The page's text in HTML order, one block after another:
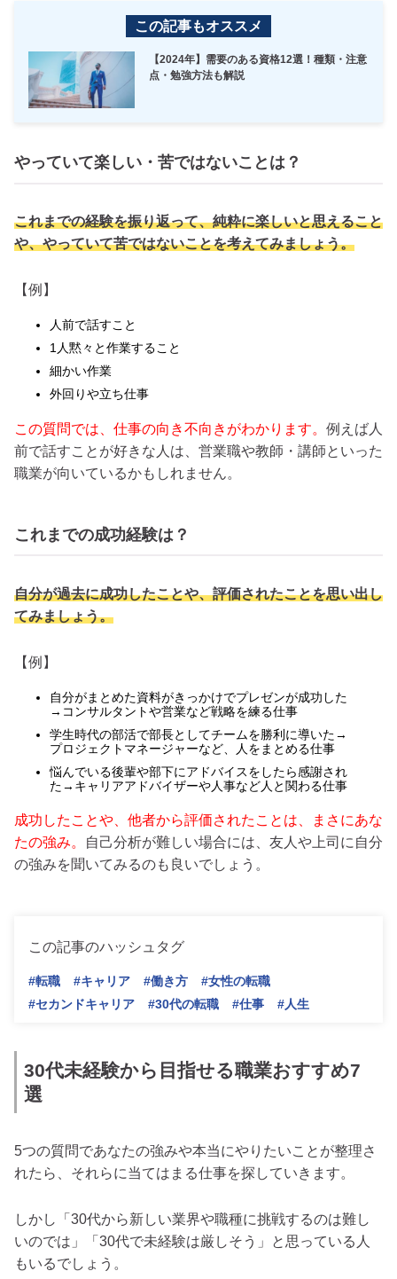
この記事もオススメ
【2024年】需要のある資格12選！種類・注意
点・勉強方法も解説
やっていて楽しい・苦ではないことは？
これまでの経験を振り返って、純粋に楽しいと思えること
や、やっていて苦ではないことを考えてみましょう。
【例】
人前で話すこと
1人黙々と作業すること
細かい作業
外回りや立ち仕事
この質問では、仕事の向き不向きがわかります。 例えば人
前で話すことが好きな人は、営業職や教師・講師といった
職業が向いているかもしれません。
これまでの成功経験は？
自分が過去に成功したことや、評価されたことを思い出し
てみましょう。
【例】
自分がまとめた資料がきっかけでプレゼンが成功した
→コンサルタントや営業など戦略を練る仕事
学生時代の部活で部長としてチームを勝利に導いた→
プロジェクトマネージャーなど、人をまとめる仕事
悩んでいる後輩や部下にアドバイスをしたら感謝され
た→キャリアアドバイザーや人事など人と関わる仕事
成功したことや、他者から評価されたことは、まさにあな
たの強み。
自己分析が難しい場合には、友人や上司に自分
の強みを聞いてみるのも良いでしょう。
この記事のハッシュタグ
#転職 #キャリア #働き方
#女性の転職
#セカンドキャリア
#30代の転職 #仕事 #人生
30代未経験から目指せる職業おすすめ7
選
5つの質問であなたの強みや本当にやりたいことが整理さ
れたら、それらに当てはまる仕事を探していきます。
しかし「30代から新しい業界や職種に挑戦するのは難し
いのでは」「30代で未経験は厳しそう」と思っている人
もいるでしょう。